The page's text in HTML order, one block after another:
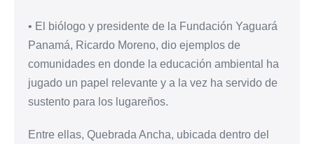
• El biólogo y presidente de la Fundación Yaguará
Panamá, Ricardo Moreno, dio ejemplos de
comunidades en donde la educación ambiental ha
jugado un papel relevante y a la vez ha servido de
sustento para los lugareños.
Entre ellas, Quebrada Ancha, ubicada dentro del